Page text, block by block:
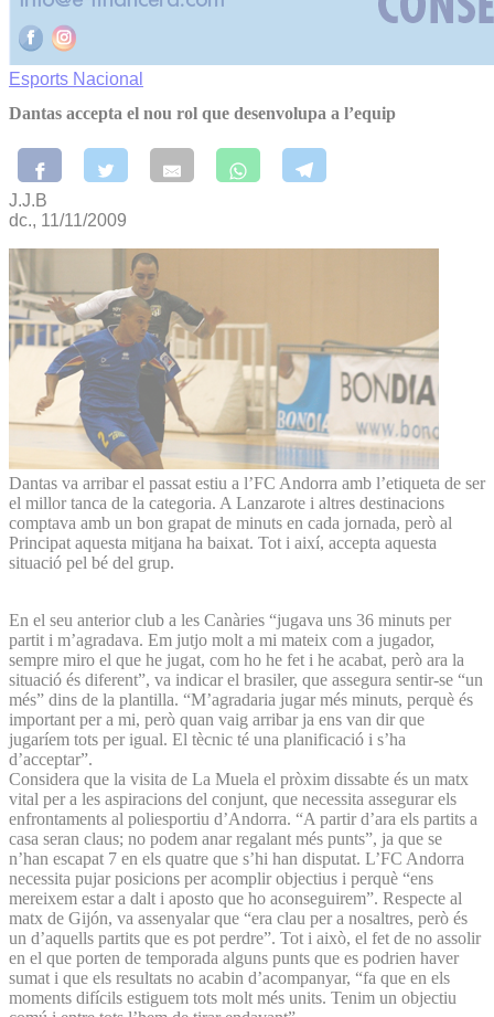
Esports Nacional
Dantas accepta el nou rol que desenvolupa a l’equip
J.J.B
dc., 11/11/2009
Dantas va arribar el passat estiu a l’FC Andorra amb l’etiqueta de ser
el millor tanca de la categoria. A Lanzarote i altres destinacions
comptava amb un bon grapat de minuts en cada jornada, però al
Principat aquesta mitjana ha baixat. Tot i així, accepta aquesta
situació pel bé del grup.
En el seu anterior club a les Canàries “jugava uns 36 minuts per
partit i m’agradava. Em jutjo molt a mi mateix com a jugador,
sempre miro el que he jugat, com ho he fet i he acabat, però ara la
situació és diferent”, va indicar el brasiler, que assegura sentir-se “un
més” dins de la plantilla. “M’agradaria jugar més minuts, perquè és
important per a mi, però quan vaig arribar ja ens van dir que
jugaríem tots per igual. El tècnic té una planificació i s’ha
d’acceptar”.
Considera que la visita de La Muela el pròxim dissabte és un matx
vital per a les aspiracions del conjunt, que necessita assegurar els
enfrontaments al poliesportiu d’Andorra. “A partir d’ara els partits a
casa seran claus; no podem anar regalant més punts”, ja que se
n’han escapat 7 en els quatre que s’hi han disputat. L’FC Andorra
necessita pujar posicions per acomplir objectius i perquè “ens
mereixem estar a dalt i aposto que ho aconseguirem”. Respecte al
matx de Gijón, va assenyalar que “era clau per a nosaltres, però és
un d’aquells partits que es pot perdre”. Tot i això, el fet de no assolir
en el que porten de temporada alguns punts que es podrien haver
sumat i que els resultats no acabin d’acompanyar, “fa que en els
moments difícils estiguem tots molt més units. Tenim un objectiu